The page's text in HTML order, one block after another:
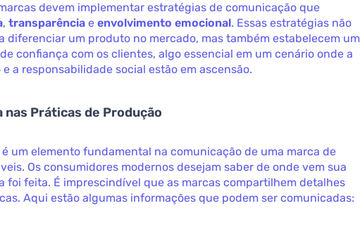
devem implementar estratégias de comunicação que
,transparência eenvolvimento emocional. Essas estratégias não
diferenciar um produto no mercado, mas também estabelecem um
confiança com os clientes, algo essencial em um cenário onde a
a responsabilidade social estão em ascensão.
nas Práticas de Produção
um elemento fundamental na comunicação de uma marca de
Os consumidores modernos desejam saber de onde vem sua
foi feita. É imprescindível que as marcas compartilhem detalhes
Aqui estão algumas informações que podem ser comunicadas: